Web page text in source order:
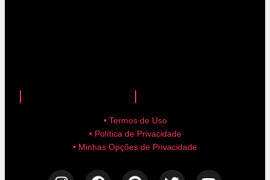
• Termos de Uso
• Política de Privacidade
• Minhas Opções de Privacidade